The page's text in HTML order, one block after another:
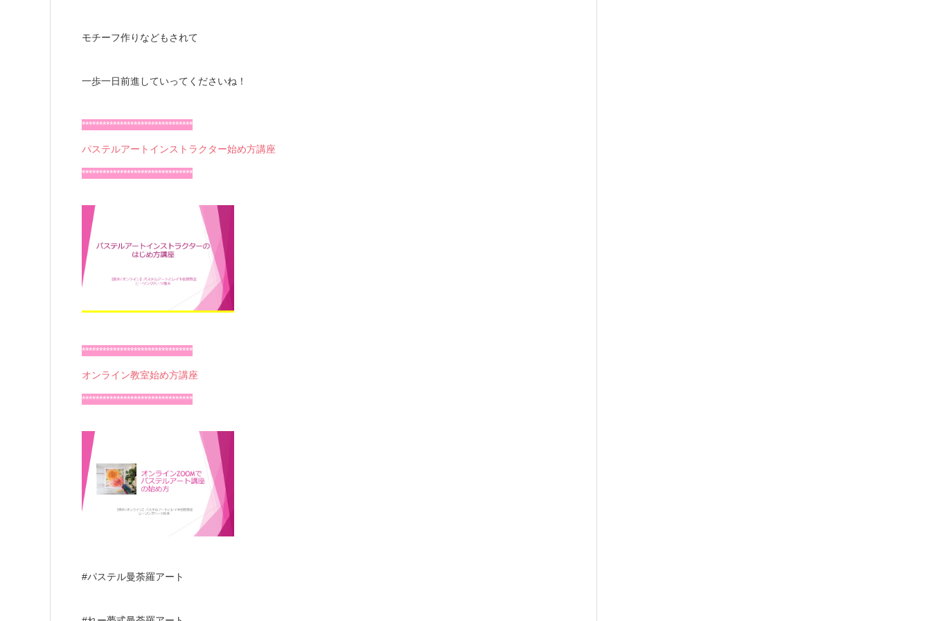
モチーフ作りなどもされて
一歩一日前進していってくださいね！
********************************
パステルアートインストラクター始め方講座
********************************
********************************
オンライン教室始め方講座
********************************
#パステル曼荼羅アート